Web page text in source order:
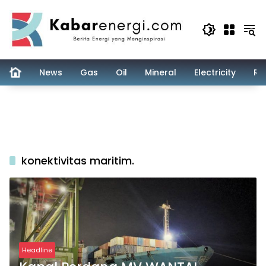
content
News Gas Oil Mineral Electricity
konektivitas maritim.
Headline